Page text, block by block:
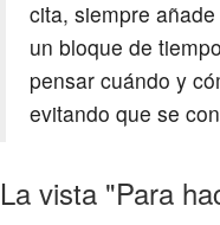
cita, siempre
un bloque de
pensar cuándo y
evitando que se
La vista "Para